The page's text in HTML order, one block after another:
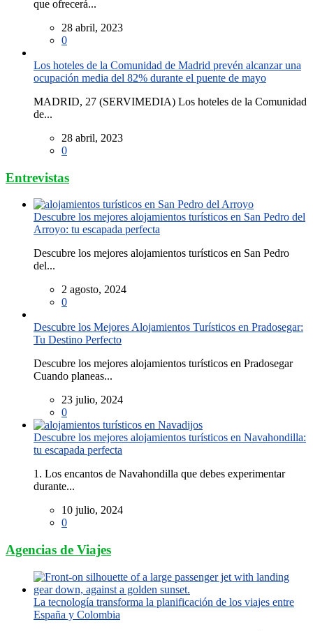
que ofrecerá...
28 abril, 2023
0
Los hoteles de la Comunidad de Madrid prevén alcanzar una
ocupación media del 82% durante el puente de mayo
MADRID, 27 (SERVIMEDIA) Los hoteles de la Comunidad
de...
28 abril, 2023
0
Entrevistas
Descubre los mejores alojamientos turísticos en San Pedro del
Arroyo: tu escapada perfecta
Descubre los mejores alojamientos turísticos en San Pedro
del...
2 agosto, 2024
0
Descubre los Mejores Alojamientos Turísticos en Pradosegar:
Tu Destino Perfecto
Descubre los mejores alojamientos turísticos en Pradosegar
Cuando planeas...
23 julio, 2024
0
Descubre los mejores alojamientos turísticos en Navahondilla:
tu escapada perfecta
1. Los encantos de Navahondilla que debes experimentar
durante...
10 julio, 2024
0
Agencias de Viajes
La tecnología transforma la planificación de los viajes entre
España y Colombia